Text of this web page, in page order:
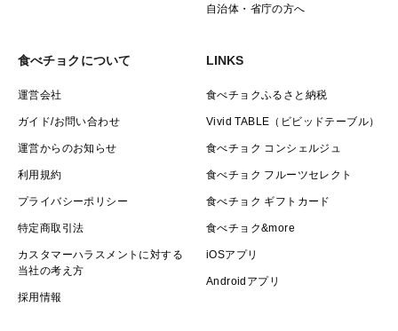
自治体・省庁の方へ
食べチョクについて
運営会社
ガイド/お問い合わせ
運営からのお知らせ
利用規約
プライバシーポリシー
特定商取引法
カスタマーハラスメントに対する
当社の考え方
採用情報
LINKS
食べチョクふるさと納税
Vivid TABLE（ビビッドテーブル）
食べチョク コンシェルジュ
食べチョク フルーツセレクト
食べチョク ギフトカード
食べチョク&more
iOSアプリ
Androidアプリ